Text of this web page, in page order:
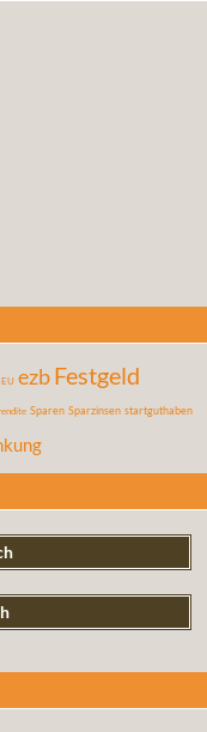
EU ezbFestgeld
Sparen Sparzinsen startguthaben